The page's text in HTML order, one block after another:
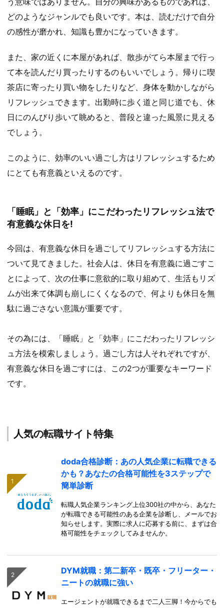
どのようなジャンルでも良いです。本は、読むだけで自分
の感性が磨かれ、知識も豊かになっていきます。
また、家の近くに本屋があれば、散歩がてら本屋まで行っ
て本を読んだり買ったりするのもいいでしょう。帰りに喫
茶店に寄ったり買い物をしたりなど、身体を動かしながら
リフレッシュできます。出勤時に歩く道と同じ道でも、休
日にのんびり歩いて眺めると、普段と違った風景に見える
でしょう。
このように、効率のいい過ごし方はリフレッシュするため
にとても有意義といえるのです。
「睡眠」と「効率」にこだわったリフレッシュ法で
有意義な休日を!
今回は、有意義な休日を過ごしてリフレッシュする方法に
ついて見てきました。社会人は、休日を有意義に過ごすこ
とによって、次の仕事に意欲的に取り組めて、生活もリズ
ムが出来て体調も崩しにくくなるので、何よりも休日を無
駄に過ごさない意識が重要です。
その為には、「睡眠」と「効率」にこだわったリフレッシ
ュ方法を模索しましょう。過ごし方は人それぞれですが、
有意義な休日を過ごすには、この2つが重要なキーワード
です。
人気の転職サイト特集
doda合格診断：あの人気企業に転職できる
かも？あなたの合格可能性を3ステップで
簡単診断
転職人気企業ランキング上位300社の中から、あなた
が転職できる可能性のある企業を診断し、メールでお
知らせします。実際に求人に応募する前に、まずは合
格可能性をチェックしてみませんか。
DYM就職：第二新卒・既卒・フリーター・
ニートの就職に強い
エージェントが就職できるまで二人三脚！今からでも